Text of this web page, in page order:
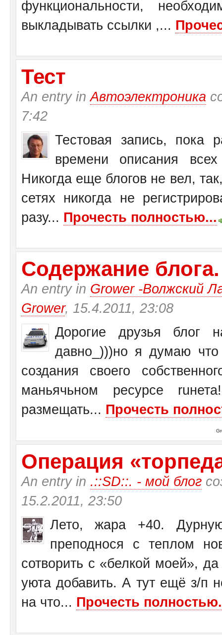
функциональности,
выкладывать ссылки ,...
Тест
An entry inАвтоэлектроника
7:42
Тестовая запись, пока
времени описания
Никогда еще блогов не вел,
сетях никогда не
разу... Прочесть полностью...
Содержание блога.
An entry in Grower -Волжский
Grower, 15.4.2011, 23:08
Дорогие друзья блог
давно_)))но я думаю
создания своего
маньячьном ресурсе
размещать... Прочесть
Операция
An entry in .::SD::. - мой блог
15.2.2011, 23:50
Лето, жара +40.
преподнося с теплом
сотворить с «белкой моей»,
уюта добавить. А тут ещё з/п
на что... Прочесть